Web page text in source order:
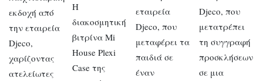
εκδοχή από
την εταιρεία
Djeco,
χαρίζοντας
ατελείωτες
Η
διακοσμητική
βιτρίνα Mi
House Plexi
Case της
εταιρεία
Djeco, που
μεταφέρει τα
παιδιά σε
έναν
Djeco, που
μετατρέπει
τη συγγραφή
προσκλήσεων
σε μια